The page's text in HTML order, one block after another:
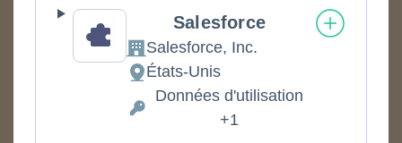
Salesforce
Entreprise:
Salesforce, Inc.
Lieu de traitement :
États-Unis
Données personnelles traitées :
Données d'utilisation
+1